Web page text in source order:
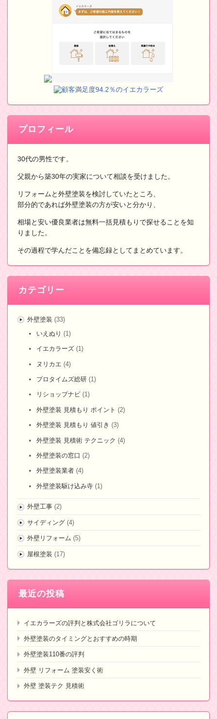
顧客満足度94.2％のイエカラーズ
プロフィール
30代の男性です。
父親から築30年の実家について相談を受けました。
リフォームと外壁塗装を検討していたところ、
部分的であれば外壁塗装の方が安いと分かり、
相場と安い優良業者は無料一括見積もりで探せることを知
りました。
その過程で学んだことを備忘録としてまとめています。
カテゴリー
外壁塗装 (33)
いえぬり (1)
イエカラーズ (1)
ヌリカエ (4)
プロタイムズ総研 (1)
リショップナビ (1)
外壁塗装 見積もり ポイント (2)
外壁塗装 見積もり 値引き (3)
外壁塗装 見積術 テクニック (4)
外壁塗装の窓口 (2)
外壁塗装業者 (4)
外壁塗装駆け込み寺 (1)
外壁工事(2)
サイディング(4)
外壁リフォーム (5)
屋根塗装 (17)
最近の投稿
イエカラーズの評判と株式会社ゴリラについて
外壁塗装のタイミングとおすすめの時期
外壁塗装110番の評判
外壁 リフォーム 塗装安く術
外壁 塗装テク 見積術